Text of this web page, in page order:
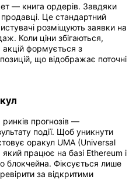
— книга ордерів. Завдяки
продавці. Це стандартний
розміщують заявки на
Коли ціни збігаються,
акцій формується з
що відображає поточні
прогнозів —
події. Щоб уникнути
оракул UMA (Universal
працює на базі Ethereum і
блокчейна. Фіксується лише
за відкритими